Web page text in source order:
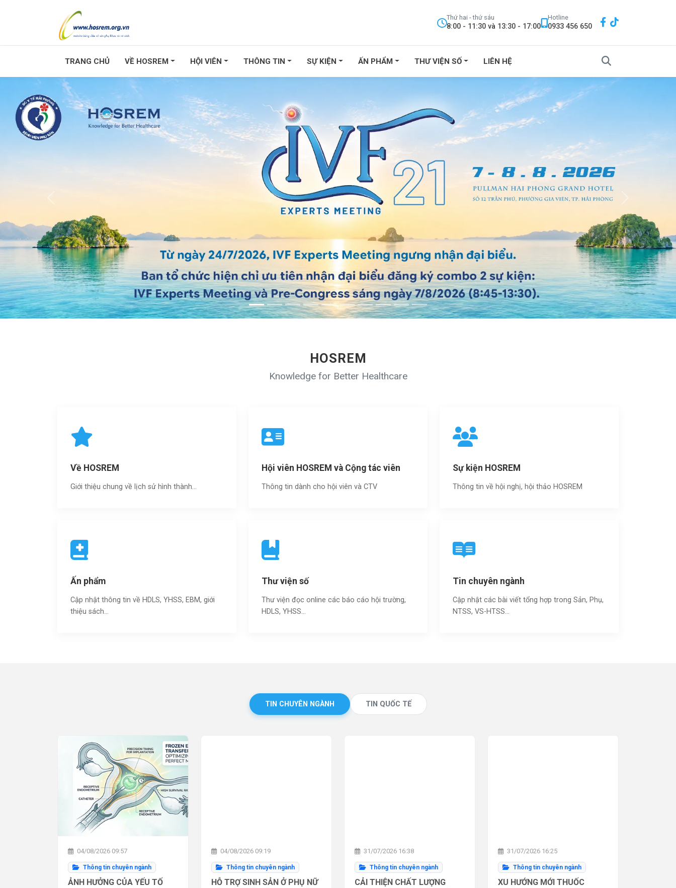
Thứ hai - thứ sáu
8:00 - 11:30 và 13:30 - 17:00
Hotline
0933 456 650
TRANG CHỦ VỀ HOSREM HỘI VIÊN THÔNG TIN SỰ KIỆN ẤN PHẨM THƯ VIỆN SỐ LIÊN HỆ
HOSREM
Knowledge for Better Healthcare
Về HOSREM
Giới thiệu chung về lịch sử hình thành...
Hội viên HOSREM và Cộng tác viên
Thông tin dành cho hội viên và CTV
Sự kiện HOSREM
Thông tin về hội nghị, hội thảo HOSREM
Ấn phẩm
Cập nhật thông tin về HDLS, YHSS, EBM, giới
thiệu sách…
Thư viện số
Thư viện đọc online các báo cáo hội trường,
HDLS, YHSS…
Tin chuyên ngành
Cập nhật các bài viết tổng hợp trong Sản, Phụ,
NTSS, VS-HTSS...
TIN CHUYÊN NGÀNH TIN QUỐC TẾ
04/08/2026 09:57
Thông tin chuyên ngành
ẢNH HƯỞNG CỦA YẾU TỐ
04/08/2026 09:19
Thông tin chuyên ngành
HỖ TRỢ SINH SẢN Ở PHỤ NỮ
31/07/2026 16:38
Thông tin chuyên ngành
CẢI THIỆN CHẤT LƯỢNG
31/07/2026 16:25
Thông tin chuyên ngành
XU HƯỚNG MỚI THUỐC